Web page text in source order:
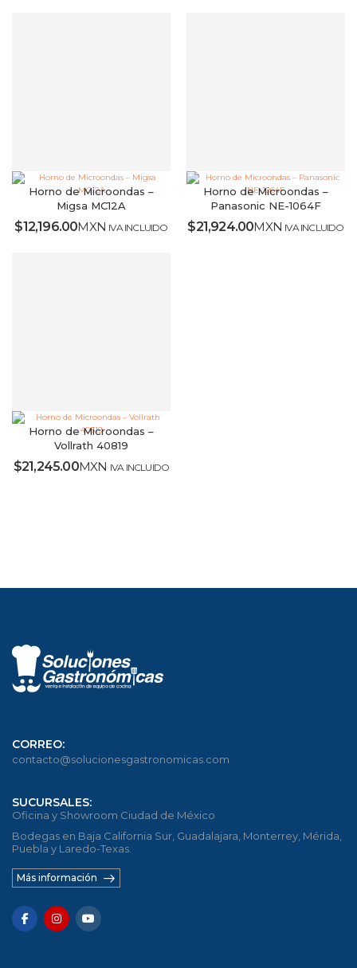
Horno de Microondas –
Migsa MC12A
$12,196.00MXN IVA INCLUIDO
Horno de Microondas –
Panasonic NE-1064F
$21,924.00MXN IVA INCLUIDO
Horno de Microondas –
Vollrath 40819
$21,245.00MXN IVA INCLUIDO
CORREO:
contacto@solucionesgastronomicas.com
SUCURSALES:
Oficina y Showroom Ciudad de México
Bodegas en Baja California Sur, Guadalajara, Monterrey, Mérida,
Puebla y Laredo-Texas.
Más información